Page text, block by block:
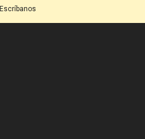
Escríbanos